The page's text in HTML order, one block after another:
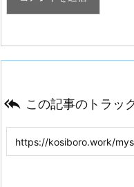
 この記事のトラッ